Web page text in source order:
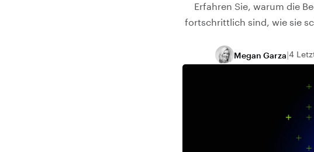
Erfahren Sie, warum die
fortschrittlich sind, wie sie
Megan Garza 4